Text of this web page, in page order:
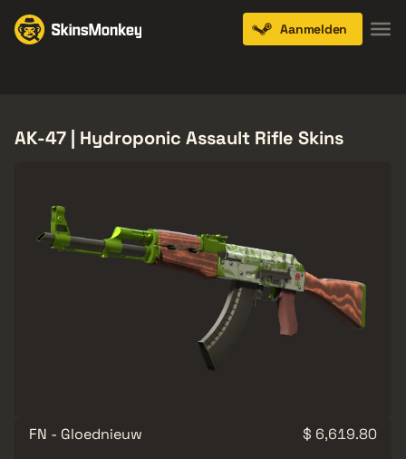
Aanmelden
AK-47 | Hydroponic Assault Rifle Skins
FN - Gloednieuw
$ 6,619.80